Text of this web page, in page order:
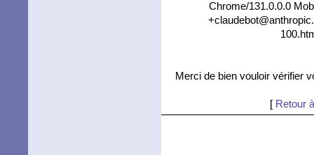
Chrome/131.0.0.0
Merci de bien vouloir vérifier
[ Retour